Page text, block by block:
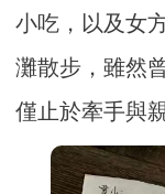
小吃，以及女
灘散步，雖然
僅止於牽手與